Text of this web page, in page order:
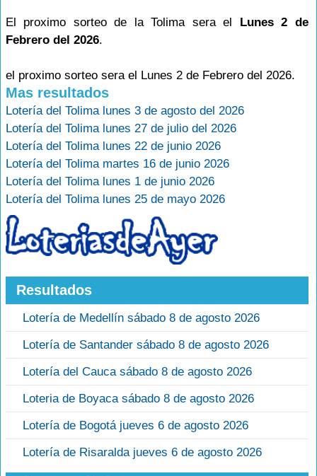
El proximo sorteo de la Tolima sera el Lunes 2 de
Febrero del 2026.
el proximo sorteo sera el Lunes 2 de Febrero del 2026.
Mas resultados
Lotería del Tolima lunes 3 de agosto del 2026
Lotería del Tolima lunes 27 de julio del 2026
Lotería del Tolima lunes 22 de junio 2026
Lotería del Tolima martes 16 de junio 2026
Lotería del Tolima lunes 1 de junio 2026
Lotería del Tolima lunes 25 de mayo 2026
Resultados
Lotería de Medellín sábado 8 de agosto 2026
Lotería de Santander sábado 8 de agosto 2026
Lotería del Cauca sábado 8 de agosto 2026
Loteria de Boyaca sábado 8 de agosto 2026
Lotería de Bogotá jueves 6 de agosto 2026
Lotería de Risaralda jueves 6 de agosto 2026